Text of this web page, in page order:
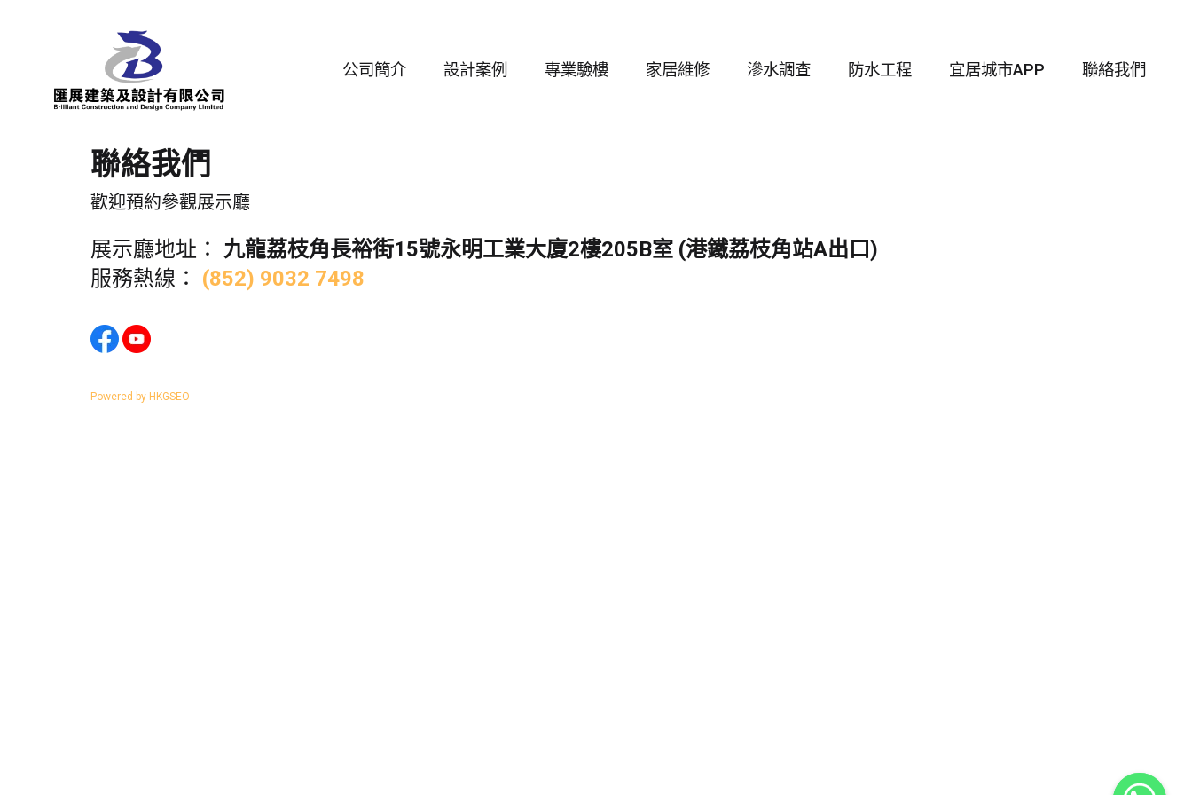
公司簡介 設計案例 專業驗樓 家居維修 滲水調查 防水工程 宜居城市APP 聯絡我們
聯絡我們
歡迎預約參觀展示廳
展示廳地址： 九龍荔枝角長裕街15號永明工業大廈2樓205B室 (港鐵荔枝角站A出口)
服務熱線： (852) 9032 7498
Powered by HKGSEO